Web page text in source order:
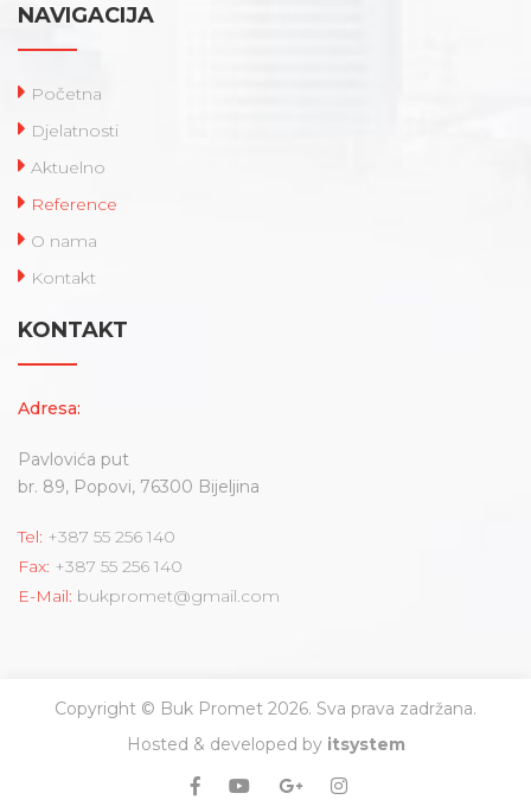
NAVIGACIJA
Početna
Djelatnosti
Aktuelno
Reference
O nama
Kontakt
KONTAKT
Adresa:
Pavlovića put
br. 89, Popovi, 76300 Bijeljina
Tel: +387 55 256 140
Fax: +387 55 256 140
E-Mail: bukpromet@gmail.com
Copyright © Buk Promet 2026. Sva prava zadržana.
Hosted & developed by itsystem